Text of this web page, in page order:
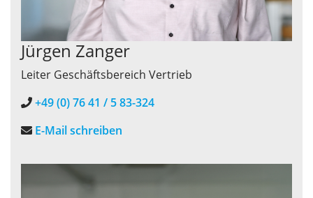
Jürgen Zanger
Leiter Geschäftsbereich Vertrieb
+49 (0) 76 41 / 5 83-324
E-Mail schreiben